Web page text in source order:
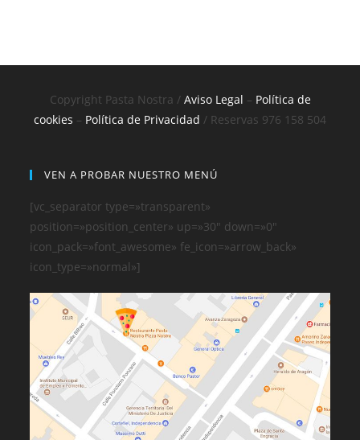
Copyright Pasta Nostra / Aviso Legal – Política de
cookies – Política de Privacidad / Reservas 976 158 504
VEN A PROBAR NUESTRO MENÚ
[vc_separator type=»transparent»
position=»position_center» up=»30″ down=»0″
icon_pack=»font_awesome» fe_icon=»arrow_back»
icon_type=»normal»]